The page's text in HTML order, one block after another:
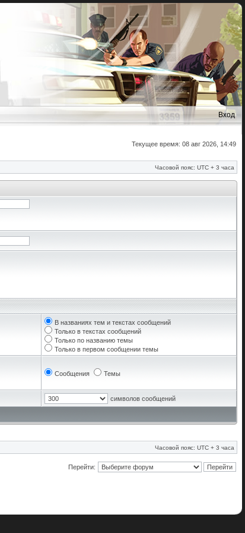
Вход
Текущее время: 08 авг 2026, 14:49
Часовой пояс: UTC + 3 часа
В названиях тем и текстах сообщений
Только в текстах сообщений
Только по названию темы
Только в первом сообщении темы
Сообщения Темы
символов сообщений
Часовой пояс: UTC + 3 часа
Перейти: